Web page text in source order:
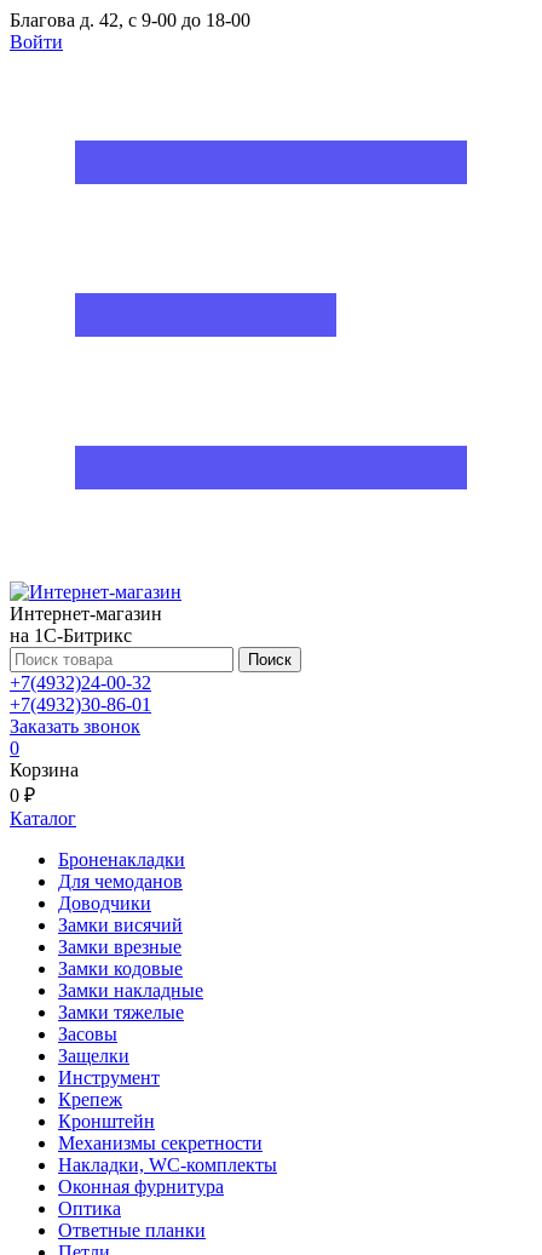
Благова д. 42, с 9-00 до 18-00
Войти
Интернет-магазин
на 1С-Битрикс
Поиск
+7(4932)24-00-32
+7(4932)30-86-01
Заказать звонок
0
Корзина
0 ₽
Каталог
Броненакладки
Для чемоданов
Доводчики
Замки висячий
Замки врезные
Замки кодовые
Замки накладные
Замки тяжелые
Засовы
Защелки
Инструмент
Крепеж
Кронштейн
Механизмы секретности
Накладки, WC-комплекты
Оконная фурнитура
Оптика
Ответные планки